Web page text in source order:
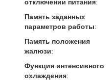
отключении питания:
Память заданных
параметров работы:
Память положения
жалюзи:
Функция интенсивного
охлаждения: